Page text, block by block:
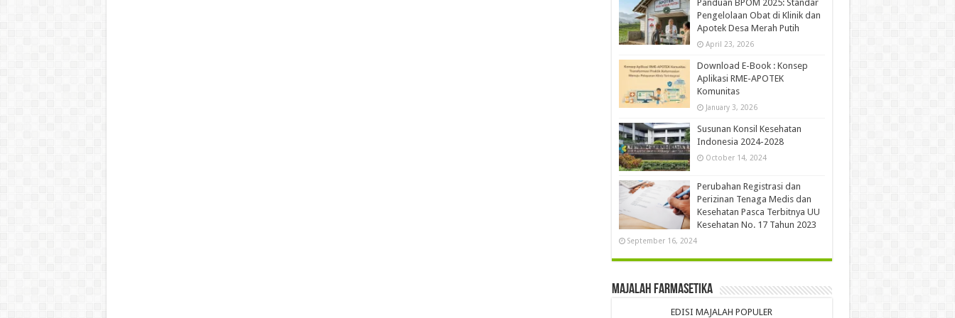
Panduan BPOM 2025: Standar
Pengelolaan Obat di Klinik dan
Apotek Desa Merah Putih
April 23, 2026
Download E-Book : Konsep
Aplikasi RME-APOTEK
Komunitas
January 3, 2026
Susunan Konsil Kesehatan
Indonesia 2024-2028
October 14, 2024
Perubahan Registrasi dan
Perizinan Tenaga Medis dan
Kesehatan Pasca Terbitnya UU
Kesehatan No. 17 Tahun 2023
September 16, 2024
Majalah Farmasetika
EDISI MAJALAH POPULER